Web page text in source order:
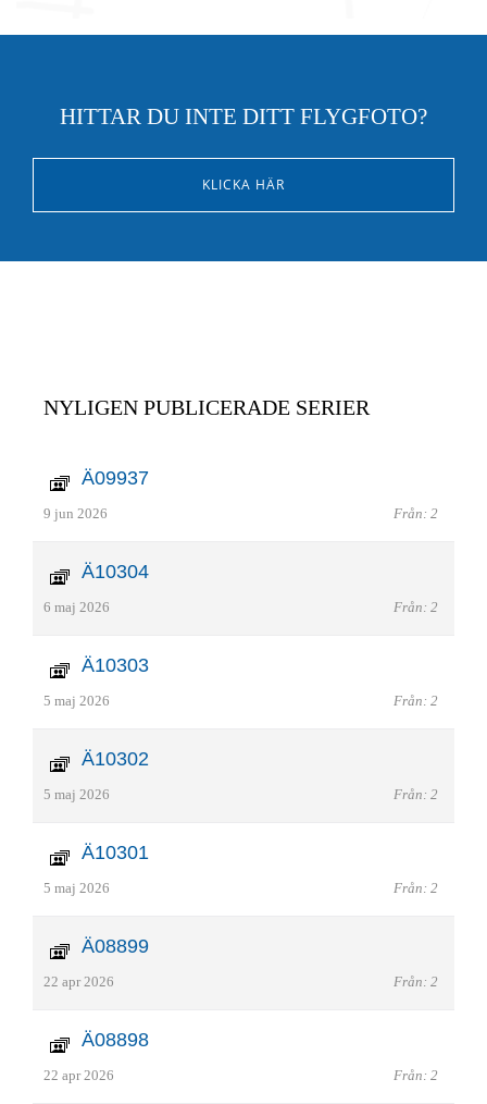
HITTAR DU INTE DITT FLYGFOTO?
KLICKA HÄR
NYLIGEN PUBLICERADE SERIER
Ä09937
9 jun 2026 Från: 2
Ä10304
6 maj 2026 Från: 2
Ä10303
5 maj 2026 Från: 2
Ä10302
5 maj 2026 Från: 2
Ä10301
5 maj 2026 Från: 2
Ä08899
22 apr 2026 Från: 2
Ä08898
22 apr 2026 Från: 2